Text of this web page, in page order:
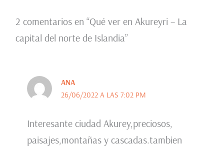
2 comentarios en “Qué ver en Akureyri – La
capital del norte de Islandia”
ANA
26/06/2022 A LAS 7:02 PM
Interesante ciudad Akurey,preciosos,
paisajes,montañas y cascadas.tambien